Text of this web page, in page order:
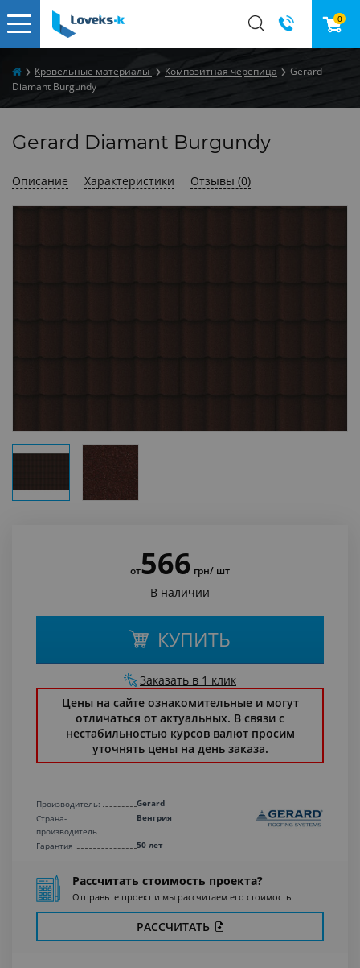
0
Кровельные материалы Композитная черепица
Gerard
Diamant Burgundy
Gerard Diamant Burgundy
Описание Характеристики Отзывы (0)
от566 грн/ шт
В наличии
КУПИТЬ
Заказать в 1 клик
Цены на сайте ознакомительные и могут
отличаться от актуальных. В связи с
нестабильностью курсов валют просим
уточнять цены на день заказа.
Производитель:
Gerard
Страна-
производитель
Венгрия
Гарантия 50 лет
Рассчитать стоимость проекта?
Отправьте проект и мы рассчитаем его стоимость
РАССЧИТАТЬ